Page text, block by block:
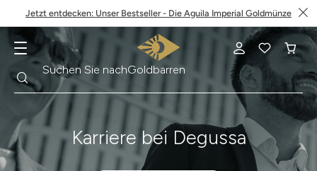
Jetzt entdecken: Unser Bestseller - Die Aguila Imperial Goldmünze
Suchen Sie nach
Krügerrand
Karriere bei Degussa